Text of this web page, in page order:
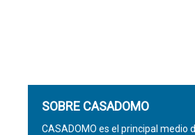
SOBRE CASADOMO
CASADOMO es el principal medio